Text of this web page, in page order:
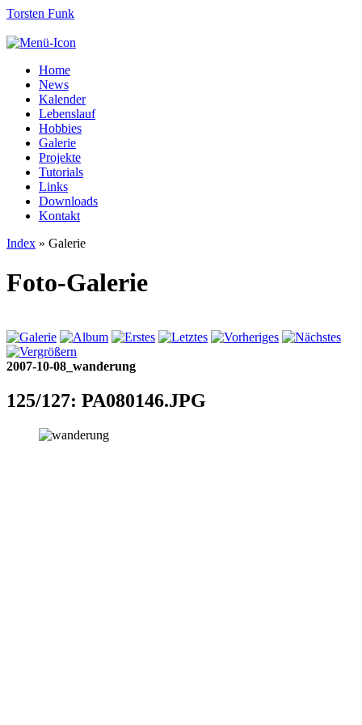
Torsten Funk
Home
News
Kalender
Lebenslauf
Hobbies
Galerie
Projekte
Tutorials
Links
Downloads
Kontakt
Index » Galerie
Foto-Galerie
2007-10-08_wanderung
125/127: PA080146.JPG